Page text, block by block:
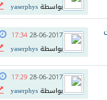
بواسطةyaserphys
28-06-2017
17:34
بواسطةyaserphys
28-06-2017
17:29
بواسطةyaserphys